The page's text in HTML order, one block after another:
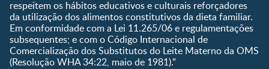
respeitem os hábitos educativos e culturais reforçadores
da utilização dos alimentos constitutivos da dieta familiar.
Em conformidade com a Lei 11.265/06 e regulamentações
subsequentes; e com o Código Internacional de
Comercialização dos Substitutos do Leite Materno da OMS
(Resolução WHA 34:22, maio de 1981).”